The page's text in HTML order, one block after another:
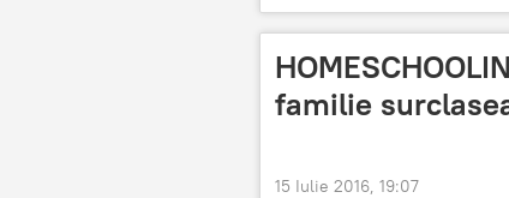
solidaritate
Nisa
familie
15 Iulie 2016, 19:07